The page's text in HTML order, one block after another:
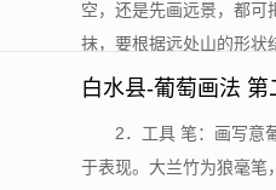
空，还是先画远景，都可
抹，要根据远处山的形状
白水县-葡萄画法 第
​2．工具 笔：画写意
于表现。大兰竹为狼毫笔